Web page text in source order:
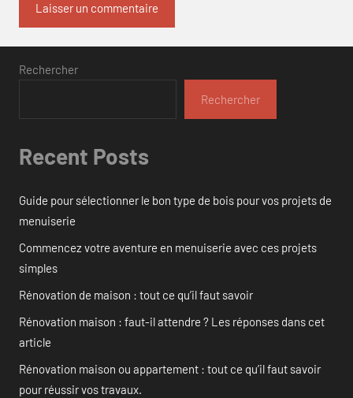
Rechercher
Rechercher
Recent Posts
Guide pour sélectionner le bon type de bois pour vos projets de
menuiserie
Commencez votre aventure en menuiserie avec ces projets
simples
Rénovation de maison : tout ce qu’il faut savoir
Rénovation maison : faut-il attendre ? Les réponses dans cet
article
Rénovation maison ou appartement : tout ce qu’il faut savoir
pour réussir vos travaux.